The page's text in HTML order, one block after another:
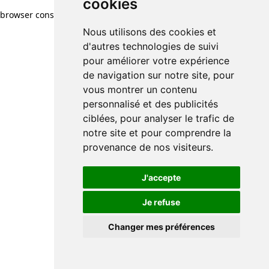
cookies
Nous utilisons des cookies et
d'autres technologies de suivi
pour améliorer votre expérience
de navigation sur notre site, pour
vous montrer un contenu
personnalisé et des publicités
ciblées, pour analyser le trafic de
notre site et pour comprendre la
provenance de nos visiteurs.
J'accepte
Je refuse
Changer mes préférences
browser console for more information)